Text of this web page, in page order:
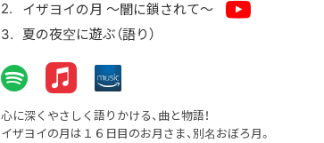
イザヨイの月 ～闇に鎖されて～
夏の夜空に遊ぶ（語り）
心に深くやさしく語りかける、曲と物語！
イザヨイの月は１６日目のお月さま、別名おぼろ月。